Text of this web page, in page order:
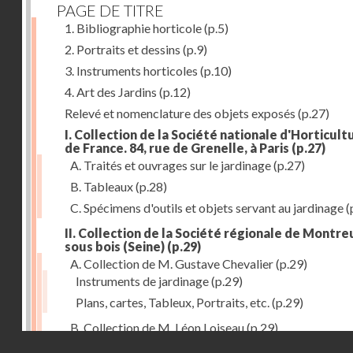
PAGE DE TITRE
1. Bibliographie horticole(p.5)
2. Portraits et dessins (p.9)
3. Instruments horticoles (p.10)
4. Art des Jardins (p.12)
Relevé et nomenclature des objets exposés (p.27)
I. Collection de la Société nationale
de France. 84, rue de Grenelle, à Paris (p.27)
A. Traités et ouvrages sur le jardinage(p.27)
B. Tableaux(p.28)
C. Spécimens d'outils et objets servant au jardinage
II. Collection de la Société régionale de
sous bois (Seine) (p.29)
A. Collection de M. Gustave Chevalier(p.29)
Instruments de jardinage(p.29)
Plans, cartes, Tableux, Portraits, etc. (p.29)
B. Collection de M. Léon Loiseau(p.29)